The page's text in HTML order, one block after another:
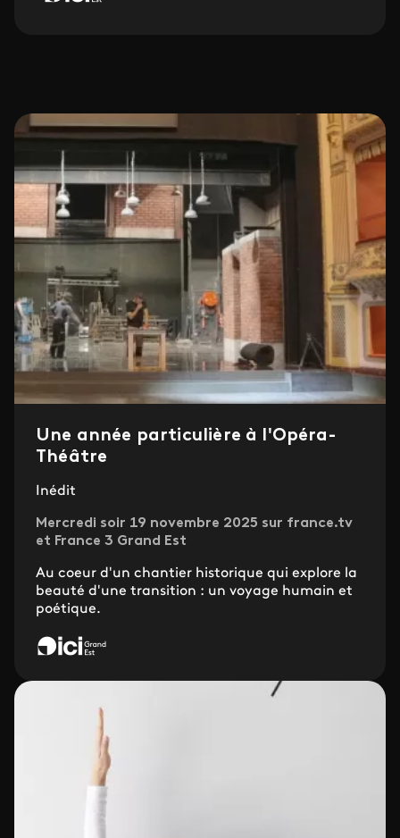
Une année particulière à l'Opéra-
Théâtre
Inédit
Mercredi soir 19 novembre 2025 sur france.tv
et France 3 Grand Est
Au coeur d'un chantier historique qui explore la
beauté d'une transition : un voyage humain et
poétique.